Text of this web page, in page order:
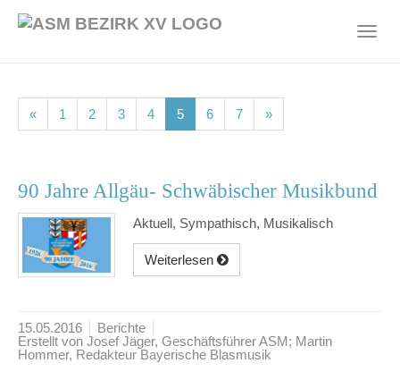
« 1 (current)
2(current)
3(current)
4(current)
5(current)
6(current)
7(current)
»
90 Jahre Allgäu- Schwäbischer Musikbund
Aktuell, Sympathisch, Musikalisch
Weiterlesen
15.05.2016
Berichte
Erstellt von Josef Jäger, Geschäftsführer ASM; Martin
Hommer, Redakteur Bayerische Blasmusik